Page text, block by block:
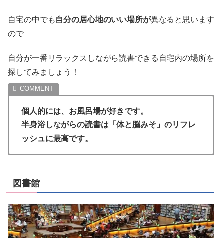
自宅の中でも 自分の居心地のいい場所が異なると思います
ので
自分が一番リラックスしながら読書できる自宅内の場所を
探してみましょう！
個人的には、お風呂場が好きです。
半身浴しながらの読書は「体と脳みそ」のリフレ
ッシュに最高です。
図書館